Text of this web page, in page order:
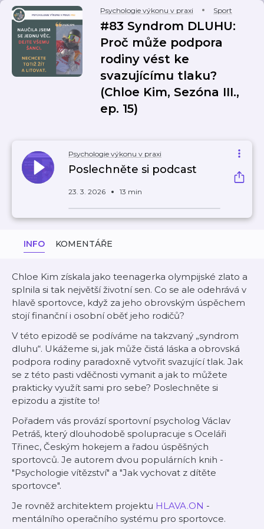
Psychologie výkonu v praxi Sport
#83 Syndrom DLUHU:
Proč může podpora
rodiny vést ke
svazujícímu tlaku?
(Chloe Kim, Sezóna III.,
ep. 15)
Psychologie výkonu v praxi
Poslechněte si podcast
23. 3. 2026 13 min
INFO KOMENTÁŘE
Chloe Kim získala jako teenagerka olympijské zlato a
splnila si tak největší životní sen. Co se ale odehrává v
hlavě sportovce, když za jeho obrovským úspěchem
stojí finanční i osobní oběť jeho rodičů?
V této epizodě se podíváme na takzvaný „syndrom
dluhu“. Ukážeme si, jak může čistá láska a obrovská
podpora rodiny paradoxně vytvořit svazující tlak. Jak
se z této pasti vděčnosti vymanit a jak to můžete
prakticky využít sami pro sebe? Poslechněte si
epizodu a zjistíte to!
Pořadem vás provází sportovní psycholog Václav
Petráš, který dlouhodobě spolupracuje s Oceláři
Třinec, Českým hokejem a řadou úspěšných
sportovců. Je autorem dvou populárních knih -
"Psychologie vítězství" a "Jak vychovat z dítěte
sportovce".
Je rovněž architektem projektu ⁠⁠HLAVA.ON⁠⁠ -
mentálního operačního systému pro sportovce.